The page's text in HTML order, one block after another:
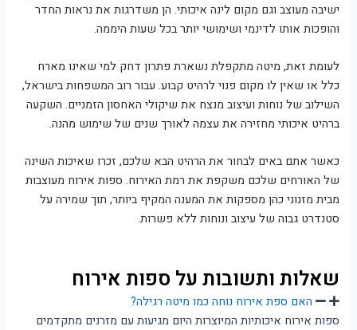
ישיבה מעוצב וגם מקום לינה איכותי. הן משדרגות את נראות החדר
והופכות אותו לדינמי ושימושי יותר בכל שעות היממה.
לעומת זאת, מיטה מתקפלת נשארת פתרון דחק למי שאינו מארח
כלל או שאין לו מקום פנוי לרהיט קבוע. עבור רוב המשפחות בישראל,
השילוב של נוחות ועיצוב מנצח את שיקולי האחסון הזמניים. השקעה
ברהיט איכותי מחזירה את עצמה לאורך שנים של שימוש מהנה.
כאשר אתם באים לבחור את הרהיט הבא שלכם, זכרו שאיכות השינה
של האורחים שלכם משקפת את רמת האירוח. ספות אירוח מעוצבות
מבית מזנוני כהן מספקות את המענה המקיף ביותר, תוך שמירה על
סטנדרט גבוה של עיצוב ונוחות ללא פשרות.
שאלות ותשובות על ספות אירוח
האם ספת אירוח נוחה כמו מיטה רגילה?
ספות אירוח איכותיות המיוצרות היום מגיעות עם מזרנים מתקדמים